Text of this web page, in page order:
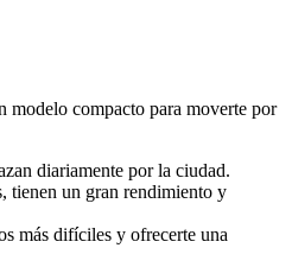
modelo compacto para moverte por
diariamente por la ciudad.
tienen un gran rendimiento y
más difíciles y ofrecerte una